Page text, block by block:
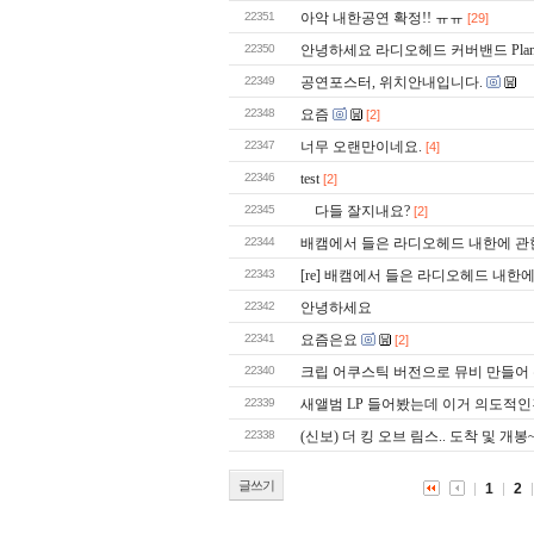
22351 아악 내한공연 확정!! ㅠㅠ [29]
22350 안녕하세요 라디오헤드 커버밴드
22349 공연포스터, 위치안내입니다.
22348 요즘 [2]
22347 너무 오랜만이네요. [4]
22346 test [2]
22345 다들 잘지내요? [2]
22344 배캠에서 들은 라디오헤드 내한에
22343 [re] 배캠에서 들은 라디오헤드 내한
22342 안녕하세요
22341 요즘은요 [2]
22340 크립 어쿠스틱 버전으로 뮤비 만들어
22339 새앨범 LP 들어봤는데 이거 의도적인
22338 (신보) 더 킹 오브 림스.. 도착 및 개봉
글쓰기 1 2